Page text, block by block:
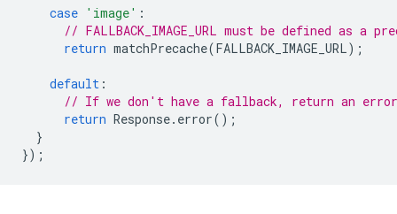
case 'image' :
// FALLBACK_IMAGE_URL must be defined as a
return matchPrecache(FALLBACK_IMAGE_URL);
default :
// If we don't have a fallback, return an error
return Response. error();
}
});